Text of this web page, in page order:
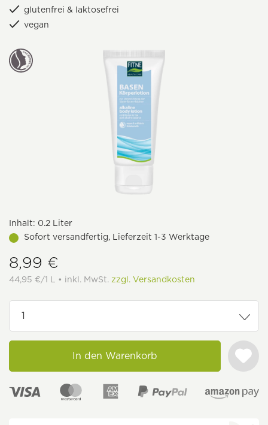
glutenfrei & laktosefrei
vegan
Inhalt: 0.2 Liter
Sofort versandfertig, Lieferzeit 1-3 Werktage
8,99 €
44,95 €/1 L • inkl. MwSt. zzgl. Versandkosten
In den Warenkorb